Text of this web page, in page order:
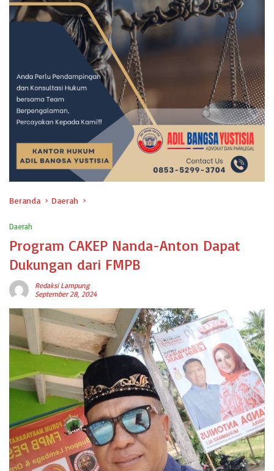
Beranda Daerah
Daerah
Program CAKEP Nanda-Anton Dapat
Dukungan dari FMPB
Redaksi Lampung
September 28, 2024